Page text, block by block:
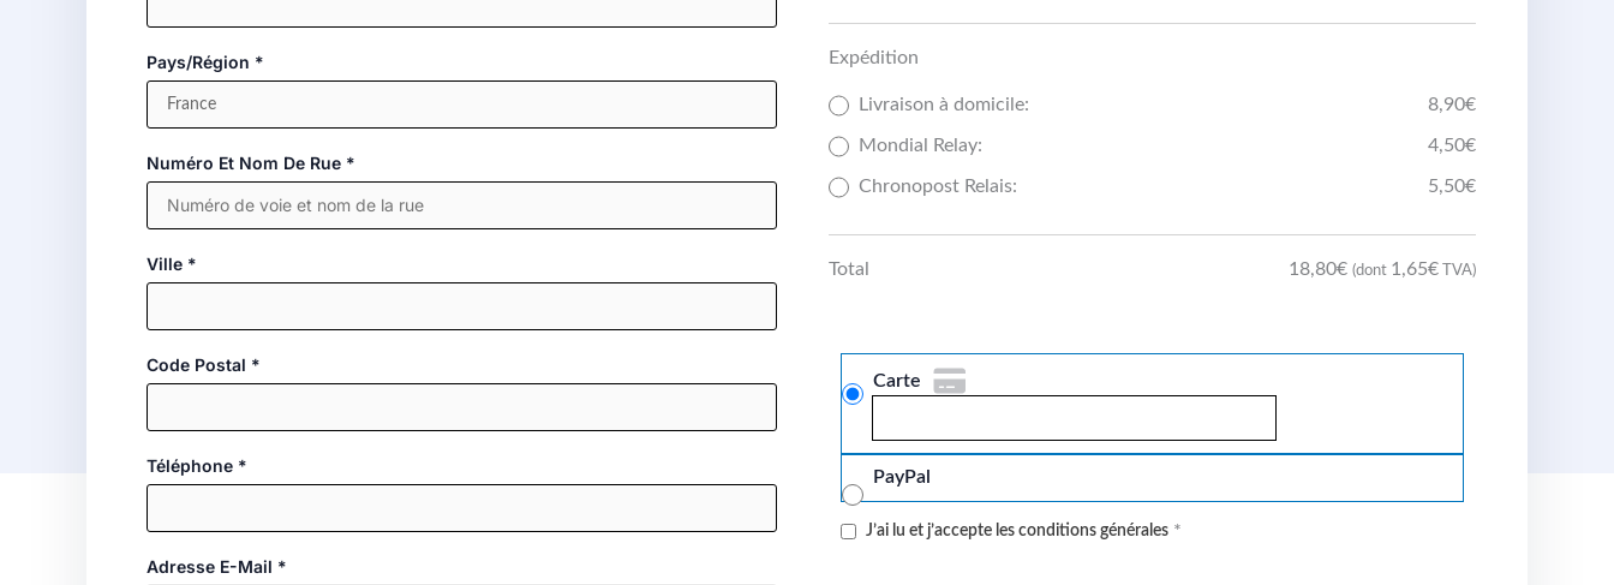
Pays/région *
Numéro Et Nom De Rue *
Ville *
Code Postal *
Téléphone *
Adresse E-Mail *
Expédition
Livraison à domicile: 8,90€
Mondial Relay: 4,50€
Chronopost Relais: 5,50€
Total 18,80€ (dont 1,65€ TVA)
Carte
PayPal
J’ai lu et j’accepte les conditions générales *